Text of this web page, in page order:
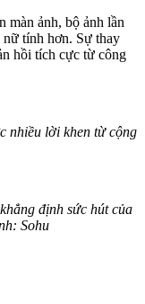
màn ảnh, bộ ảnh lần
tính hơn. Sự thay
hồi tích cực từ công
nhiều lời khen từ cộng
định sức hút của
Sohu